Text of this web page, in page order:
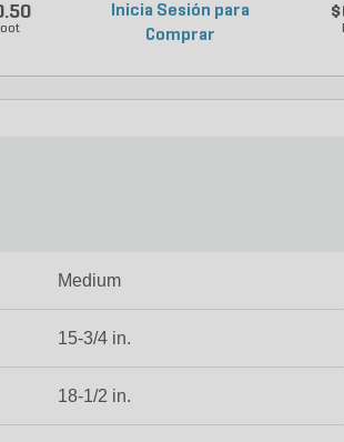
Inicia Sesión para
Comprar
Medium
15-3/4 in.
18-1/2 in.